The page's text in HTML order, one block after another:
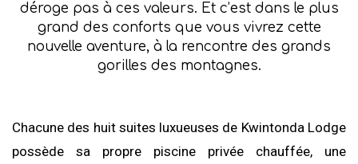
déroge pas à ces valeurs. Et c’est dans le plus
grand des conforts que vous vivrez cette
nouvelle aventure, à la rencontre des grands
gorilles des montagnes.
Chacune des huit suites luxueuses de Kwintonda Lodge
possède sa propre piscine privée chauffée, une